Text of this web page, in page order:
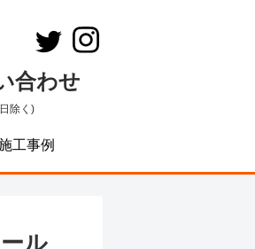
合わせ
除く)
工事例
ル